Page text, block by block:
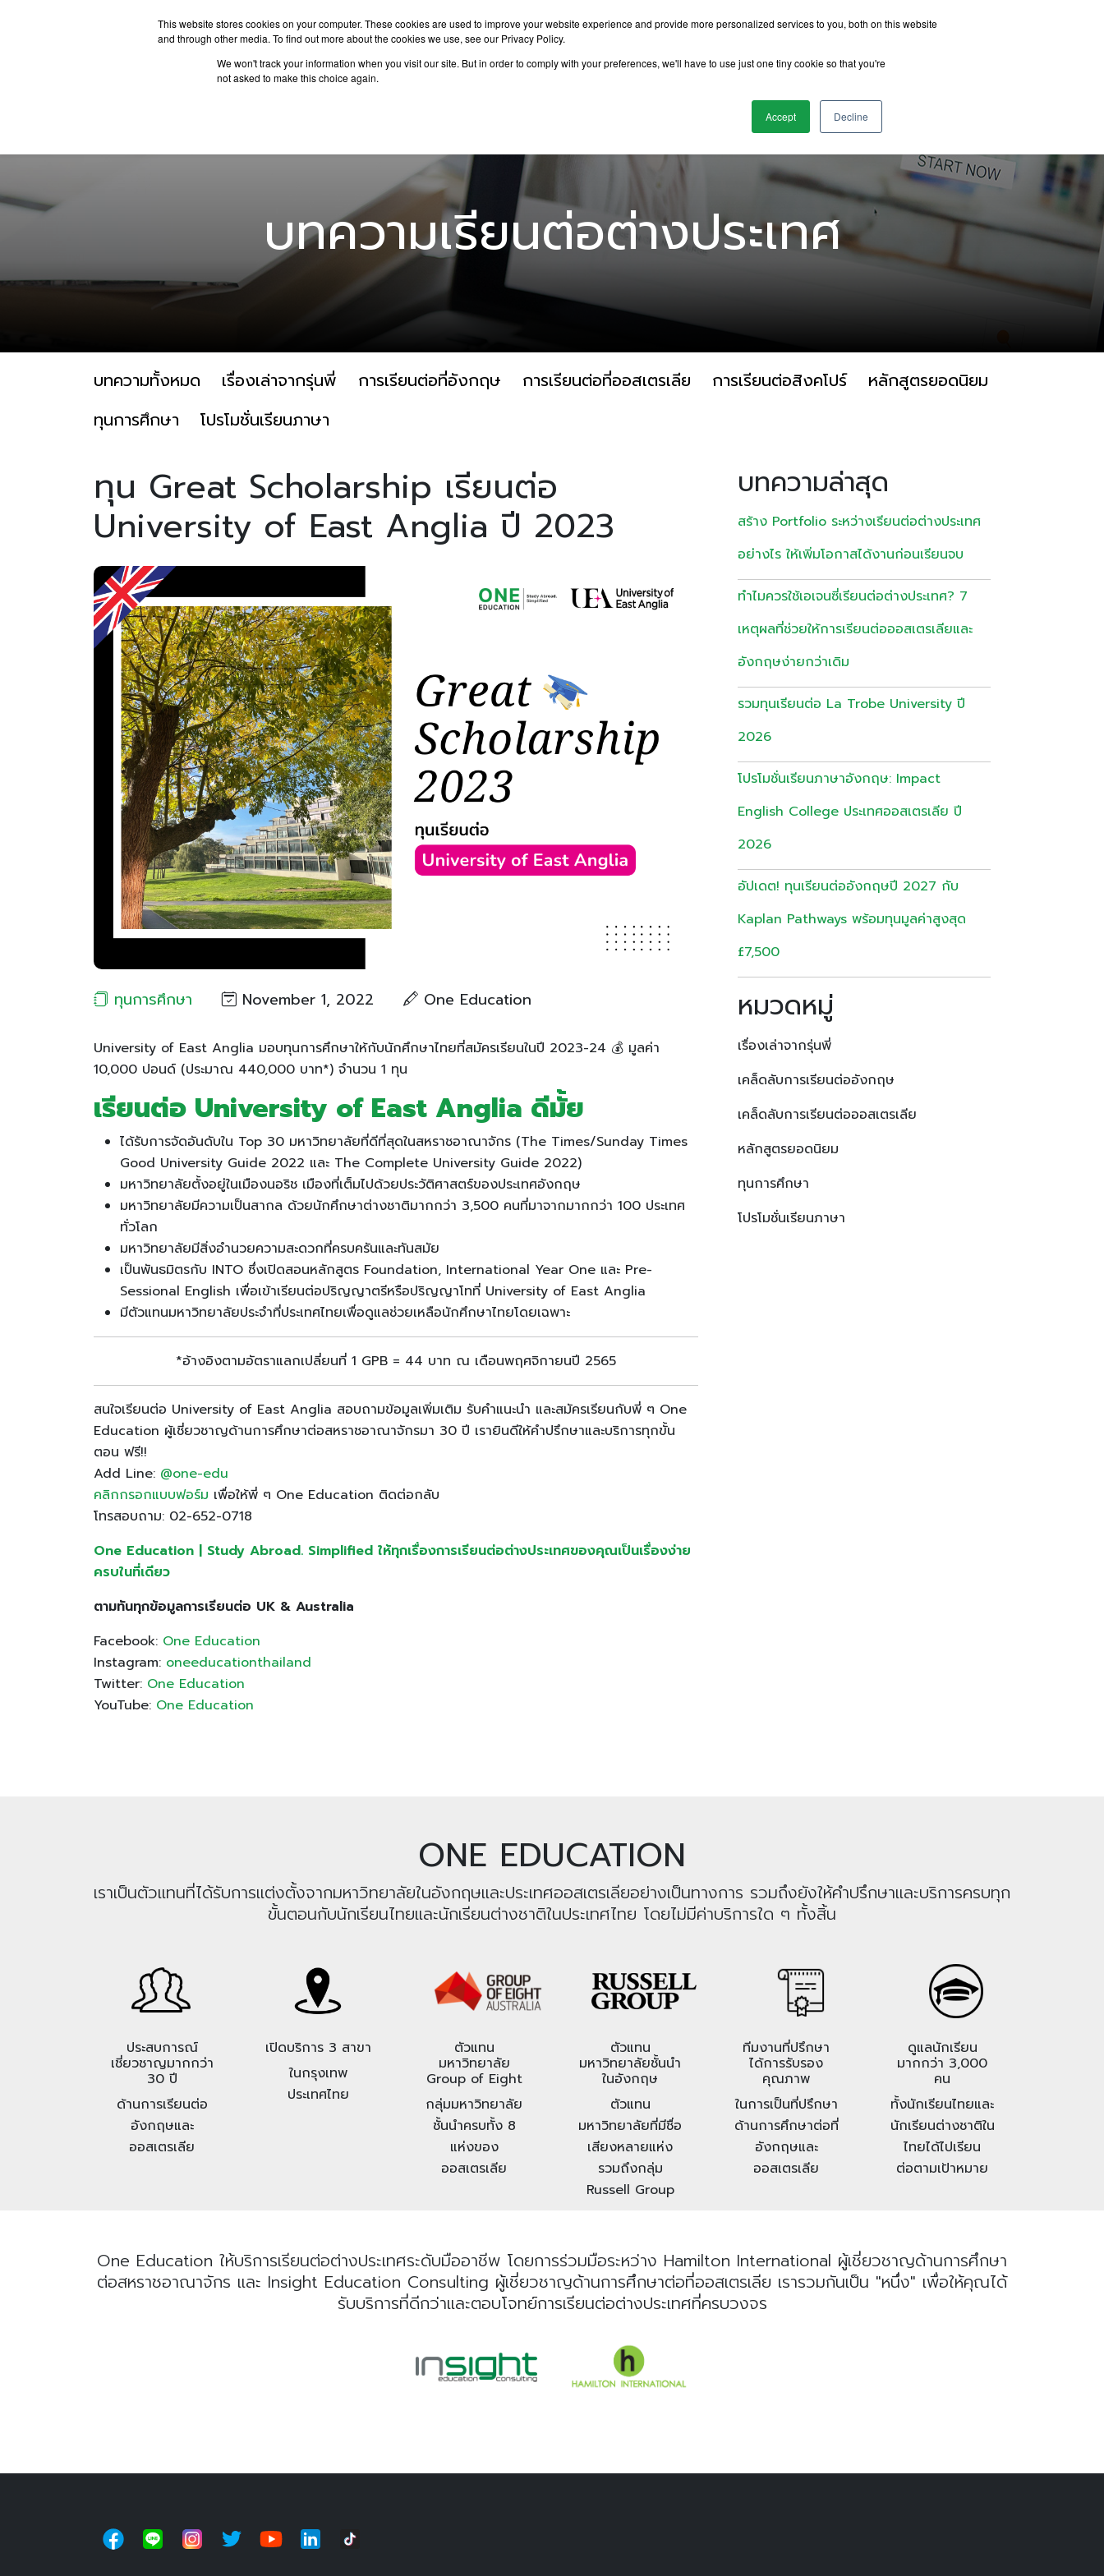
This website stores cookies on your computer. These cookies are used to improve your website experience and provide more personalized services to you, both on this website
and through other media. To find out more about the cookies we use, see our Privacy Policy.
We won't track your information when you visit our site. But in order to comply with your preferences, we'll have to use just one tiny cookie so that you're
not asked to make this choice again.
Accept Decline
ประเทศน่าเรียนต่อ
บทความเรียนต่อต่างประเทศ
บทความทั้งหมด เรื่องเล่าจากรุ่นพี่ การเรียนต่อที่อังกฤษ การเรียนต่อที่ออสเตรเลีย การเรียนต่อสิงคโปร์
หลักสูตรยอดนิยม
ทุนการศึกษา
โปรโมชั่นเรียนภาษา
ทุน Great Scholarship เรียนต่อ
University of East Anglia ปี 2023
ทุนการศึกษา November 1, 2022 One Education
University of East Anglia มอบทุนการศึกษาให้กับนักศึกษาไทยที่สมัครเรียนในปี 2023-24 💰 มูลค่า
10,000 ปอนด์ (ประมาณ 440,000 บาท*) จำนวน 1 ทุน
เรียนต่อ University of East Anglia ดีมั้ย
ได้รับการจัดอันดับใน Top 30 มหาวิทยาลัยที่ดีที่สุดในสหราชอาณาจักร (The Times/Sunday Times
Good University Guide 2022 และ The Complete University Guide 2022)
มหาวิทยาลัยตั้งอยู่ในเมืองนอริช เมืองที่เต็มไปด้วยประวัติศาสตร์ของประเทศอังกฤษ
มหาวิทยาลัยมีความเป็นสากล ด้วยนักศึกษาต่างชาติมากกว่า 3,500 คนที่มาจากมากกว่า 100 ประเทศ
ทั่วโลก
มหาวิทยาลัยมีสิ่งอำนวยความสะดวกที่ครบครันและทันสมัย
เป็นพันธมิตรกับ INTO ซึ่งเปิดสอนหลักสูตร Foundation, International Year One และ Pre-
Sessional English เพื่อเข้าเรียนต่อปริญญาตรีหรือปริญญาโทที่ University of East Anglia
มีตัวแทนมหาวิทยาลัยประจำที่ประเทศไทยเพื่อดูแลช่วยเหลือนักศึกษาไทยโดยเฉพาะ
*อ้างอิงตามอัตราแลกเปลี่ยนที่ 1 GPB = 44 บาท ณ เดือนพฤศจิกายนปี 2565
สนใจเรียนต่อ University of East Anglia สอบถามข้อมูลเพิ่มเติม รับคำแนะนำ และสมัครเรียนกับพี่ ๆ One
Education ผู้เชี่ยวชาญด้านการศึกษาต่อสหราชอาณาจักรมา 30 ปี เรายินดีให้คำปรึกษาและบริการทุกขั้น
ตอน ฟรี!!
Add Line: @one-edu
คลิกกรอกแบบฟอร์ม เพื่อให้พี่ ๆ One Education ติดต่อกลับ
โทรสอบถาม: 02-652-0718
One Education | Study Abroad. Simplified ให้ทุกเรื่องการเรียนต่อต่างประเทศของคุณเป็นเรื่องง่าย
ครบในที่เดียว
ตามทันทุกข้อมูลการเรียนต่อ UK & Australia
Facebook: One Education
Instagram: oneeducationthailand
Twitter: One Education
YouTube: One Education
บทความล่าสุด
สร้าง Portfolio ระหว่างเรียนต่อต่างประเทศ
อย่างไร ให้เพิ่มโอกาสได้งานก่อนเรียนจบ
ทำไมควรใช้เอเจนซี่เรียนต่อต่างประเทศ? 7
เหตุผลที่ช่วยให้การเรียนต่อออสเตรเลียและ
อังกฤษง่ายกว่าเดิม
รวมทุนเรียนต่อ La Trobe University ปี
2026
โปรโมชั่นเรียนภาษาอังกฤษ: Impact
English College ประเทศออสเตรเลีย ปี
2026
อัปเดต! ทุนเรียนต่ออังกฤษปี 2027 กับ
Kaplan Pathways พร้อมทุนมูลค่าสูงสุด
£7,500
หมวดหมู่
เรื่องเล่าจากรุ่นพี่
เคล็ดลับการเรียนต่ออังกฤษ
เคล็ดลับการเรียนต่อออสเตรเลีย
หลักสูตรยอดนิยม
ทุนการศึกษา
โปรโมชั่นเรียนภาษา
ONE EDUCATION
เราเป็นตัวแทนที่ได้รับการแต่งตั้งจากมหาวิทยาลัยในอังกฤษและประเทศออสเตรเลียอย่างเป็นทางการ รวมถึงยังให้คำปรึกษาและบริการครบทุก
ขั้นตอนกับนักเรียนไทยและนักเรียนต่างชาติในประเทศไทย โดยไม่มีค่าบริการใด ๆ ทั้งสิ้น
ประสบการณ์
เชี่ยวชาญมากกว่า
30 ปี
ด้านการเรียนต่อ
อังกฤษและ
ออสเตรเลีย
เปิดบริการ 3 สาขา
ในกรุงเทพ
ประเทศไทย
ตัวแทน
มหาวิทยาลัย
Group of Eight
กลุ่มมหาวิทยาลัย
ชั้นนำครบทั้ง 8
แห่งของ
ออสเตรเลีย
ตัวแทน
มหาวิทยาลัยชั้นนำ
ในอังกฤษ
ตัวแทน
มหาวิทยาลัยที่มีชื่อ
เสียงหลายแห่ง
รวมถึงกลุ่ม
Russell Group
ทีมงานที่ปรึกษา
ได้การรับรอง
คุณภาพ
ในการเป็นที่ปรึกษา
ด้านการศึกษาต่อที่
อังกฤษและ
ออสเตรเลีย
ดูแลนักเรียน
มากกว่า 3,000
คน
ทั้งนักเรียนไทยและ
นักเรียนต่างชาติใน
ไทยได้ไปเรียน
ต่อตามเป้าหมาย
One Education ให้บริการเรียนต่อต่างประเทศระดับมืออาชีพ โดยการร่วมมือระหว่าง Hamilton International ผู้เชี่ยวชาญด้านการศึกษา
ต่อสหราชอาณาจักร และ Insight Education Consulting ผู้เชี่ยวชาญด้านการศึกษาต่อที่ออสเตรเลีย เรารวมกันเป็น "หนึ่ง" เพื่อให้คุณได้
รับบริการที่ดีกว่าและตอบโจทย์การเรียนต่อต่างประเทศที่ครบวงจร